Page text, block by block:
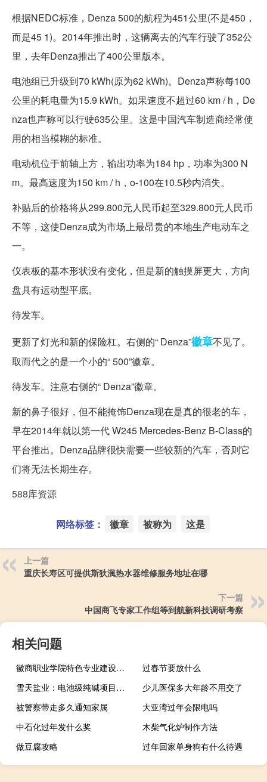
根据NEDC标准，Denza 500的航程为451公里(不是450，
而是45 1)。2014年推出时，这辆离去的汽车行驶了352公
里，去年Denza推出了400公里版本。
电池组已升级到70 kWh(原为62 kWh)。Denza声称每100
公里的耗电量为15.9 kWh。如果速度不超过60 km / h，De
nza也声称可以行驶635公里。这是中国汽车制造商经常使
用的相当模糊的标准。
电动机位于前轴上方，输出功率为184 hp，功率为300 N
m。最高速度为150 km / h，o-100在10.5秒内消失。
补贴后的价格将从299.800元人民币起至329.800元人民币
不等，这使Denza成为市场上最昂贵的本地生产电动车之
一。
仪表板的基本形状没有变化，但是新的触摸屏更大，方向
盘具有运动型平底。
待发车。
更新了灯光和新的保险杠。右侧的“ Denza”徽章不见了。
取而代之的是一个小的“ 500”徽章。
待发车。注意右侧的“ Denza”徽章。
新的鼻子很好，但不能掩饰Denza现在是真的很老的车，
早在2014年就以第一代 W245 Mercedes-Benz B-Class的
平台推出。Denza品牌很快需要一些较新的汽车，否则它
们将无法长期生存。
588库资源
网络标签： 徽章 被称为 这是
上一篇
重庆长寿区可提供斯狄渢热水器维修服务地址在哪
下一篇
中国商飞专家工作组等到航新科技调研考察
相关问题
徽商职业学院特色专业建设点有哪些
过春节要放什么
雪天盐业：电池级纯碱项目预计将于年内启动建设
少儿医保多大年龄不用交了
被警察带走多久通知家属
大亚湾过年会限电吗
中石化过年发什么奖
木柴气化炉制作方法
做豆腐攻略
过年回家单身狗有什么待遇